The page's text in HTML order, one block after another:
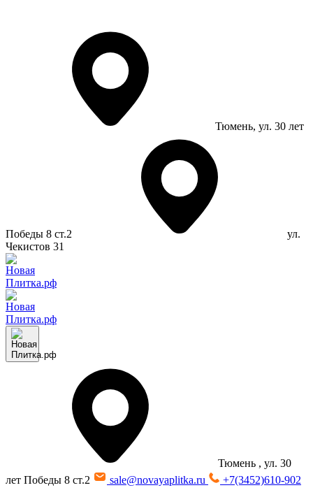
Тюмень, ул. 30 лет
Победы 8 ст.2
ул.
Чекистов 31
Тюмень , ул. 30
лет Победы 8 ст.2
sale@novayaplitka.ru
+7(3452)610-902